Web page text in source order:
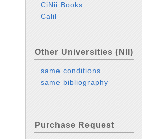
CiNii Books
Calil
Other Universities (NII)
same conditions
same bibliography
Purchase Request